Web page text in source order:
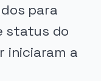
para
status do
iniciaram a